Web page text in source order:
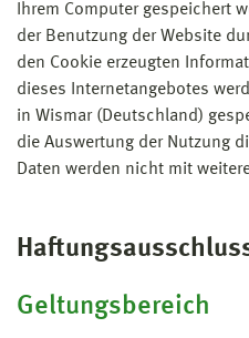
Ihrem Computer gespeichert
der Benutzung der Website
den Cookie erzeugten
dieses Internetangebotes
in Wismar (Deutschland)
die Auswertung der Nutzung
Daten werden nicht mit
Geltungsbereich